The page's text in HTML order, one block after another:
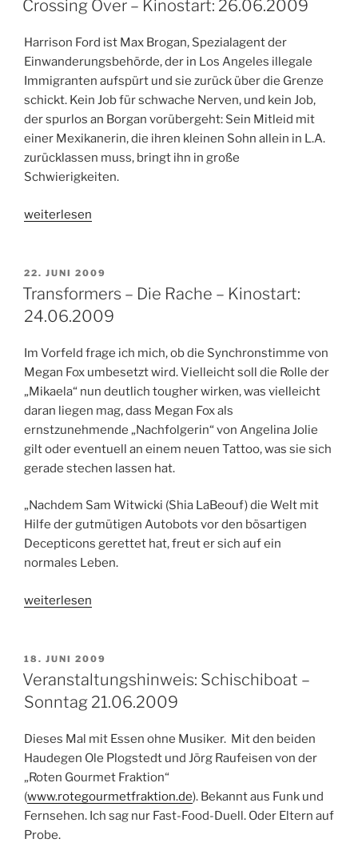
Crossing Over – Kinostart: 26.06.2009
Harrison Ford ist Max Brogan, Spezialagent der
Einwanderungsbehörde, der in Los Angeles illegale
Immigranten aufspürt und sie zurück über die Grenze
schickt. Kein Job für schwache Nerven, und kein Job,
der spurlos an Borgan vorübergeht: Sein Mitleid mit
einer Mexikanerin, die ihren kleinen Sohn allein in L.A.
zurücklassen muss, bringt ihn in große
Schwierigkeiten.
„Crossing
Kinostart:
26.06.2009“
weiterlesen
VERÖFFENTLICHT
AM
22. JUNI 2009
Transformers – Die Rache – Kinostart:
24.06.2009
Im Vorfeld frage ich mich, ob die Synchronstimme von
Megan Fox umbesetzt wird. Vielleicht soll die Rolle der
„Mikaela“ nun deutlich tougher wirken, was vielleicht
daran liegen mag, dass Megan Fox als
ernstzunehmende „Nachfolgerin“ von Angelina Jolie
gilt oder eventuell an einem neuen Tattoo, was sie sich
gerade stechen lassen hat.
„Nachdem Sam Witwicki (Shia LaBeouf) die Welt mit
Hilfe der gutmütigen Autobots vor den bösartigen
Decepticons gerettet hat, freut er sich auf ein
normales Leben.
„Transformers
Rache
–
Kinostart:
24.06.2009“
weiterlesen
VERÖFFENTLICHT
AM
18. JUNI 2009
Veranstaltungshinweis: Schischiboat –
Sonntag 21.06.2009
Dieses Mal mit Essen ohne Musiker. Mit den beiden
Haudegen Ole Plogstedt und Jörg Raufeisen von der
„Roten Gourmet Fraktion“
(www.rotegourmetfraktion.de). Bekannt aus Funk und
Fernsehen. Ich sag nur Fast-Food-Duell. Oder Eltern auf
Probe.